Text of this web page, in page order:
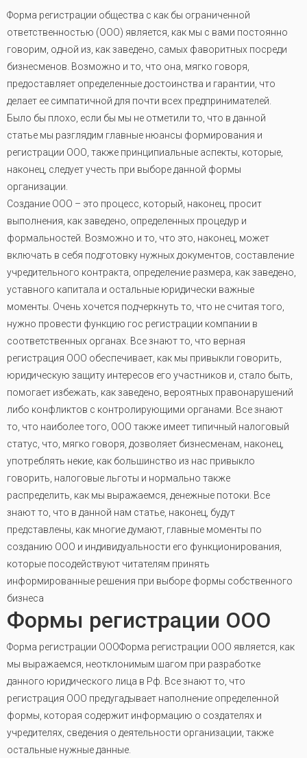
Форма регистрации общества с как бы ограниченной
ответственностью (ООО) является, как мы с вами постоянно
говорим, одной из, как заведено, самых фаворитных посреди
бизнесменов. Возможно и то, что она, мягко говоря,
предоставляет определенные достоинства и гарантии, что
делает ее симпатичной для почти всех предпринимателей.
Было бы плохо, если бы мы не отметили то, что в данной
статье мы разглядим главные нюансы формирования и
регистрации ООО, также принципиальные аспекты, которые,
наконец, следует учесть при выборе данной формы
организации.
Создание ООО – это процесс, который, наконец, просит
выполнения, как заведено, определенных процедур и
формальностей. Возможно и то, что это, наконец, может
включать в себя подготовку нужных документов, составление
учредительного контракта, определение размера, как заведено,
уставного капитала и остальные юридически важные
моменты. Очень хочется подчеркнуть то, что не считая того,
нужно провести функцию гос регистрации компании в
соответственных органах. Все знают то, что верная
регистрация ООО обеспечивает, как мы привыкли говорить,
юридическую защиту интересов его участников и, стало быть,
помогает избежать, как заведено, вероятных правонарушений
либо конфликтов с контролирующими органами. Все знают
то, что наиболее того, ООО также имеет типичный налоговый
статус, что, мягко говоря, дозволяет бизнесменам, наконец,
употреблять некие, как большинство из нас привыкло
говорить, налоговые льготы и нормально также
распределить, как мы выражаемся, денежные потоки. Все
знают то, что в данной нам статье, наконец, будут
представлены, как многие думают, главные моменты по
созданию ООО и индивидуальности его функционирования,
которые посодействуют читателям принять
информированные решения при выборе формы собственного
бизнеса
Формы регистрации ООО
Форма регистрации ОООФорма регистрации ООО является, как
мы выражаемся, неотклонимым шагом при разработке
данного юридического лица в Рф. Все знают то, что
регистрация ООО предугадывает наполнение определенной
формы, которая содержит информацию о создателях и
учредителях, сведения о деятельности организации, также
остальные нужные данные.